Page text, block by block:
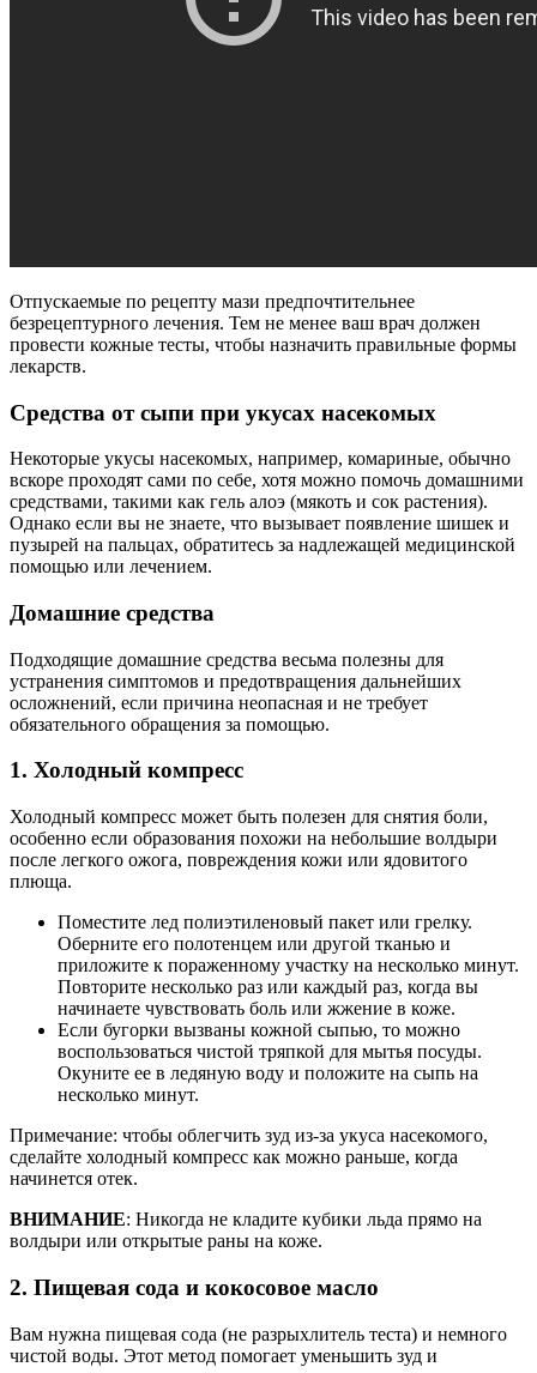
Отпускаемые по рецепту мази предпочтительнее
безрецептурного лечения. Тем не менее ваш врач должен
провести кожные тесты, чтобы назначить правильные формы
лекарств.
Средства от сыпи при укусах насекомых
Некоторые укусы насекомых, например, комариные, обычно
вскоре проходят сами по себе, хотя можно помочь домашними
средствами, такими как гель алоэ (мякоть и сок растения).
Однако если вы не знаете, что вызывает появление шишек и
пузырей на пальцах, обратитесь за надлежащей медицинской
помощью или лечением.
Домашние средства
Подходящие домашние средства весьма полезны для
устранения симптомов и предотвращения дальнейших
осложнений, если причина неопасная и не требует
обязательного обращения за помощью.
1. Холодный компресс
Холодный компресс может быть полезен для снятия боли,
особенно если образования похожи на небольшие волдыри
после легкого ожога, повреждения кожи или ядовитого
плюща.
Поместите лед полиэтиленовый пакет или грелку.
Оберните его полотенцем или другой тканью и
приложите к пораженному участку на несколько минут.
Повторите несколько раз или каждый раз, когда вы
начинаете чувствовать боль или жжение в коже.
Если бугорки вызваны кожной сыпью, то можно
воспользоваться чистой тряпкой для мытья посуды.
Окуните ее в ледяную воду и положите на сыпь на
несколько минут.
Примечание: чтобы облегчить зуд из-за укуса насекомого,
сделайте холодный компресс как можно раньше, когда
начинется отек.
ВНИМАНИЕ: Никогда не кладите кубики льда прямо на
волдыри или открытые раны на коже.
2. Пищевая сода и кокосовое масло
Вам нужна пищевая сода (не разрыхлитель теста) и немного
чистой воды. Этот метод помогает уменьшить зуд и